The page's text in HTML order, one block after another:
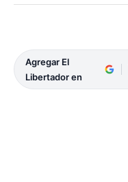
Agregar El
Libertador en